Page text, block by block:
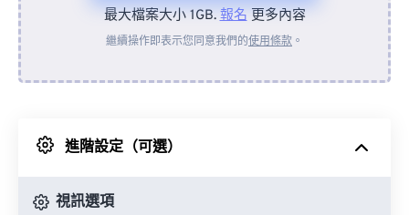
來自裝置
來自 Google 雲端硬碟
最大檔案大小 1GB.報名更多內容
繼續操作即表示您同意我們的使用條款 。
進階設定（可選）
視訊選項